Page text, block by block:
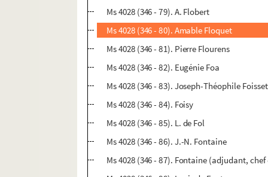
Ms 4028 (346 - 79). A. Flobert
Ms 4028 (346 - 80). Amable Floquet
Ms 4028 (346 - 81). Pierre Flourens
Ms 4028 (346 - 82). Eugénie Foa
Ms 4028 (346 - 83). Joseph-Théophile Foisset
Ms 4028 (346 - 84). Foisy
Ms 4028 (346 - 85). L. de Fol
Ms 4028 (346 - 86). J.-N. Fontaine
Ms 4028 (346 - 87). Fontaine (adjudant,